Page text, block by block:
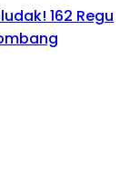
162 Regu